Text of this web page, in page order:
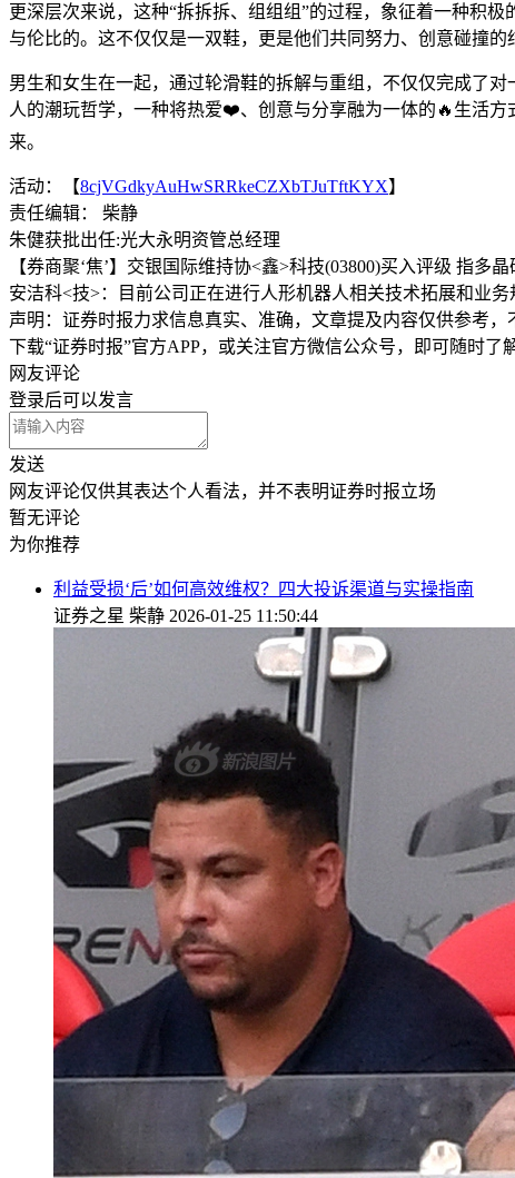
更深层次来说，这种“拆拆拆、组组组”的过程，象征着一种积
与伦比的。这不仅仅是一双鞋，更是他们共同努力、创意碰撞的
男生和女生在一起，通过轮滑鞋的拆解与重组，不仅仅完成了
人的潮玩哲学，一种将热爱❤️、创意与分享融为一体的🔥生活
来。
活动：【8cjVGdkyAuHwSRRkeCZXbTJuTftKYX】
责任编辑： 柴静
朱健获批出任:光大永明资管总经理
【券商聚‘焦’】交银国际维持协<鑫>科技(03800)买入评级 指多
安洁科<技>：目前公司正在进行人形机器人相关技术拓展和业务
声明：证券时报力求信息真实、准确，文章提及内容仅供参考
下载“证券时报”官方APP，或关注官方微信公众号，即可随时了
网友评论
登录后可以发言
发送
网友评论仅供其表达个人看法，并不表明证券时报立场
暂无评论
为你推荐
利益受损‘后’如何高效维权？四大投诉渠道与实操指南
证券之星 柴静 2026-01-25 11:50:44